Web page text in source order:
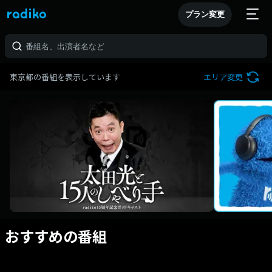
プラン変更
東京都の番組を表示しています エリア変更
おすすめの番組